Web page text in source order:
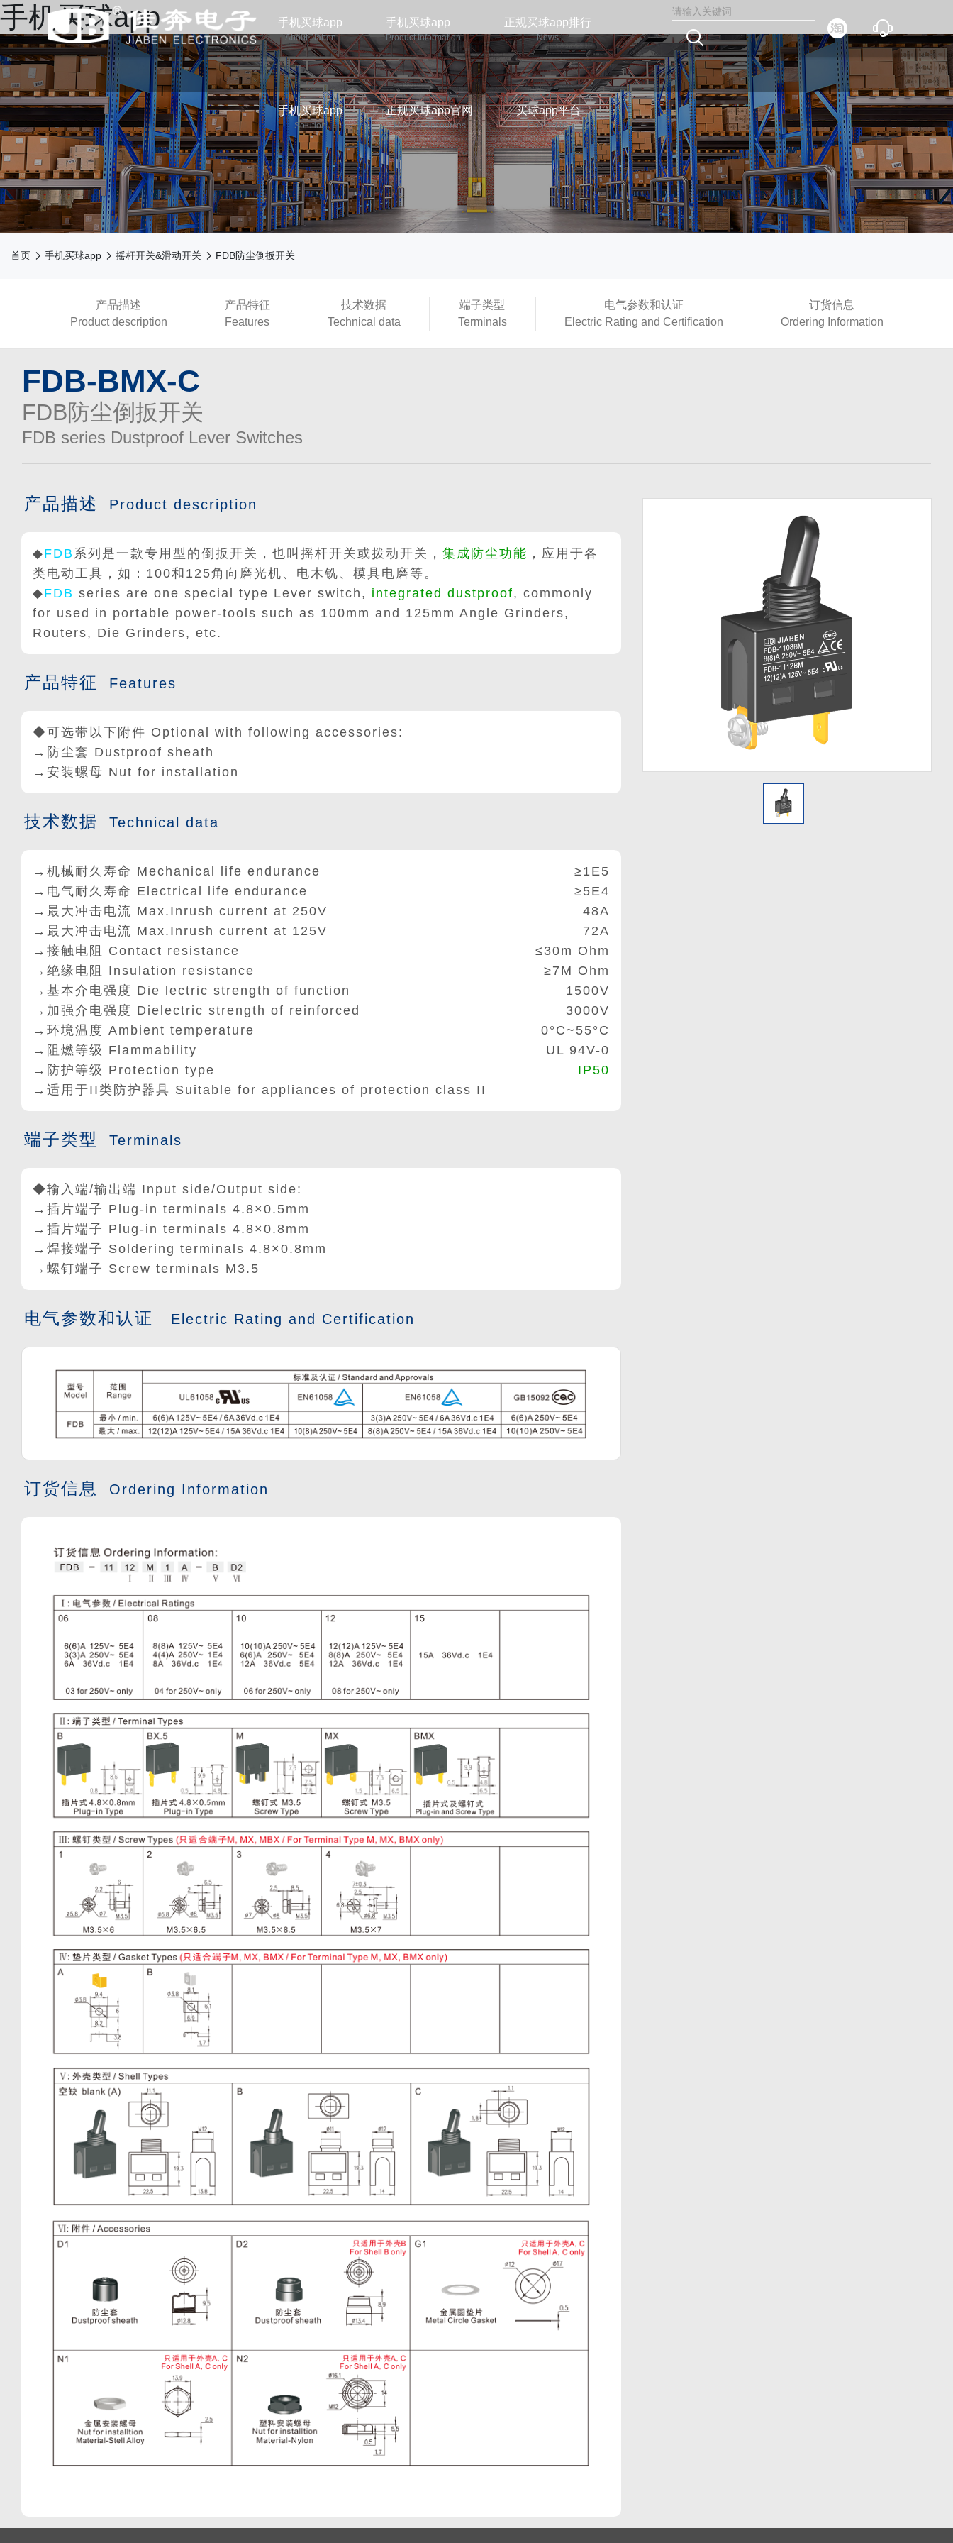
手机买球app 手机买球app
About Jiaben
手机买球app
Product Information
正规买球app排行
News
手机买球app
Solution
正规买球app官网
Human Resources
买球app平台
Contact us
  
首页  手机买球app  摇杆开关&滑动开关  FDB防尘倒扳开关
产品描述
Product description
产品特征
Features
技术数据
Technical data
端子类型
Terminals
电气参数和认证
Electric Rating and Certification
订货信息
Ordering Information
FDB-BMX-C
FDB防尘倒扳开关
FDB series Dustproof Lever Switches
产品描述 Product description
◆FDB 系列是一款专用型的倒扳开关，也叫摇杆开关或拨动开关， 集成防尘功能 ，应用于各
类电动工具，如：100和125角向磨光机、电木铣、模具电磨等。
◆FDB series are one special type Lever switch, integrated dustproof, commonly
for used in portable power-tools such as 100mm and 125mm Angle Grinders,
Routers, Die Grinders, etc.
产品特征 Features
◆可选带以下附件 Optional with following accessories:
→防尘套 Dustproof sheath
→安装螺母 Nut for installation
技术数据 Technical data
→机械耐久寿命 Mechanical life endurance
≥1E5
→电气耐久寿命 Electrical life endurance
≥5E4
→最大冲击电流 Max.Inrush current at 250V
48A
→最大冲击电流 Max.Inrush current at 125V
72A
→接触电阻 Contact resistance
≤30m Ohm
→绝缘电阻 Insulation resistance
≥7M Ohm
→基本介电强度 Die lectric strength of function
1500V
→加强介电强度 Dielectric strength of reinforced
3000V
→环境温度 Ambient temperature
0°C~55°C
→阻燃等级 Flammability
UL 94V-0
→防护等级 Protection type
IP50
→适用于II类防护器具 Suitable for appliances of protection class II
端子类型 Terminals
◆输入端/输出端 Input side/Output side:
→插片端子 Plug-in terminals 4.8×0.5mm
→插片端子 Plug-in terminals 4.8× 0.8mm
→焊接端子 Soldering terminals 4.8× 0.8mm
→螺钉端子 Screw terminals M3.5
电气参数和认证 Electric Rating and Certification
订货信息 Ordering Information